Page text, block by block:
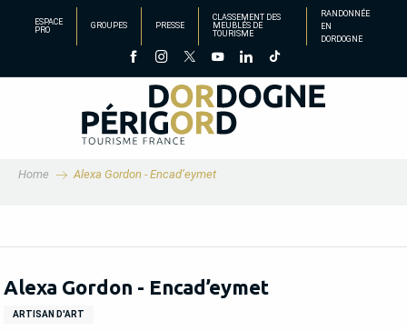
principal
ESPACE
PRO
GROUPES PRESSE
CLASSEMENT DES
MEUBLÉS DE
TOURISME
RANDONNÉE
EN
DORDOGNE
Home Alexa Gordon - Encad’eymet
Alexa Gordon - Encad’eymet
ARTISAN D'ART